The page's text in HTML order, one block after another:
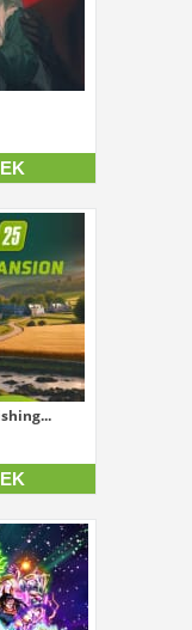
SEK
SEK